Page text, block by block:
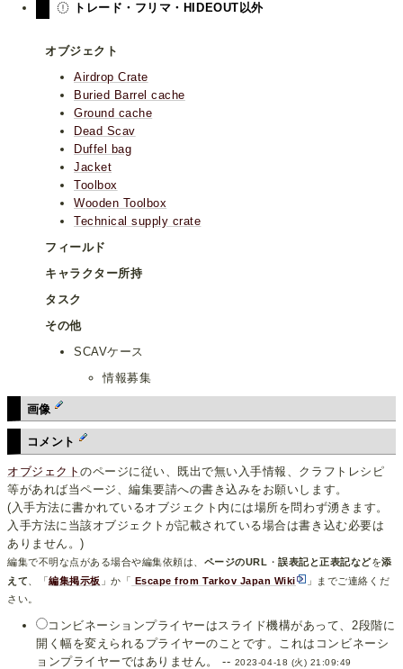
トレード・フリマ・HIDEOUT以外
オブジェクト
Airdrop Crate
Buried Barrel cache
Ground cache
Dead Scav
Duffel bag
Jacket
Toolbox
Wooden Toolbox
Technical supply crate
フィールド
キャラクター所持
タスク
その他
SCAVケース
情報募集
画像
コメント
オブジェクトのページに従い、既出で無い入手情報、クラフトレシピ
等があれば当ページ、編集要請への書き込みをお願いします。
(入手方法に書かれているオブジェクト内には場所を問わず湧きます。
入手方法に当該オブジェクトが記載されている場合は書き込む必要は
ありません。)
編集で不明な点がある場合や編集依頼は、 ページのURL ・誤表記と正表記などを添
えて 、「編集掲示板 」か「 Escape from Tarkov Japan Wiki
」までご連絡くだ
さい。
コンビネーションプライヤーはスライド機構があって、2段階に
開く幅を変えられるプライヤーのことです。これはコンビネーシ
ョンプライヤーではありません。 -- 2023-04-18 (火) 21:09:49